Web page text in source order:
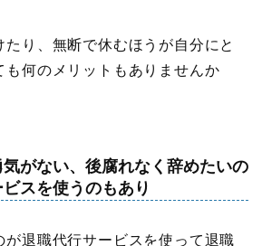
たり、無断で休むほうが自分にと
も何のメリットもありませんか
がない、後腐れなく辞めたいの
スを使うのもあり
が退職代行サービスを使って退職